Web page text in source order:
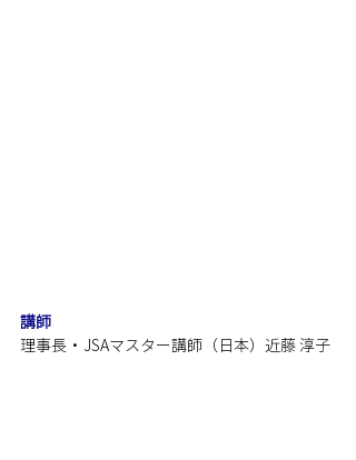
講師
理事長・JSAマスター講師（日本）近藤 淳子